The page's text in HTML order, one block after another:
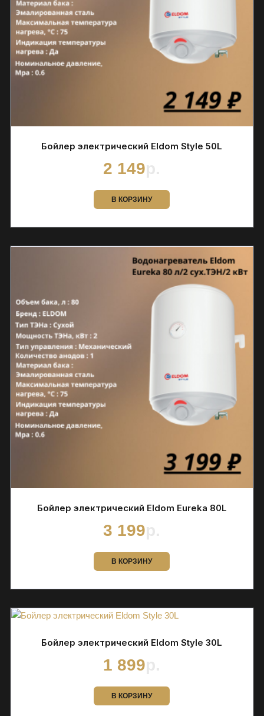
Бойлер электрический Eldom Style 50L
2 149
В КОРЗИНУ
Бойлер электрический Eldom Eureka 80L
3 199
В КОРЗИНУ
Бойлер электрический Eldom Style 30L
1 899
В КОРЗИНУ